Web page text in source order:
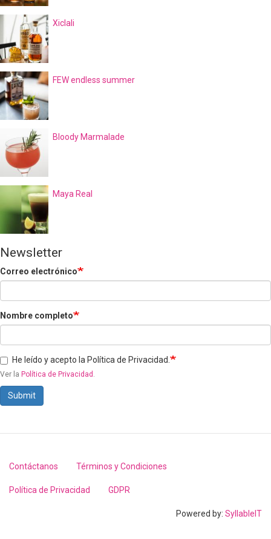
Xiclali
FEW endless summer
Bloody Marmalade
Maya Real
Newsletter
Correo electrónico
Nombre completo
He leído y acepto la Política de Privacidad.
Ver la Política de Privacidad .
Submit
Footer
menu
Contáctanos Términos y Condiciones
Política de Privacidad GDPR
Powered by: SyllableIT